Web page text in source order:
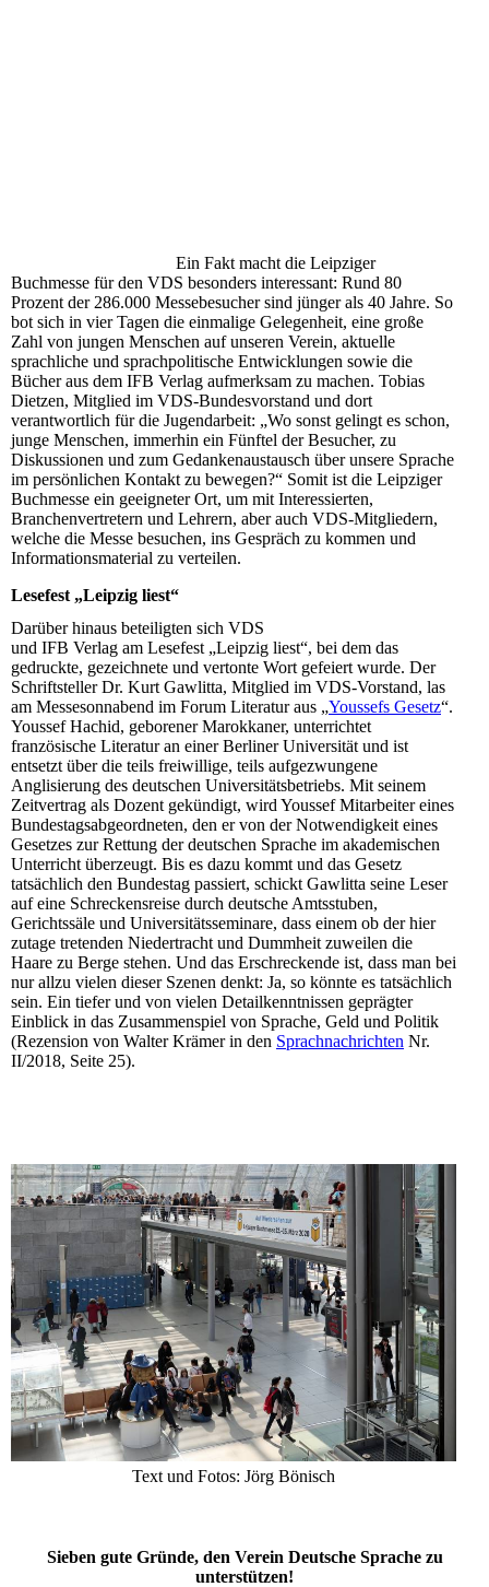
Ein Fakt macht die Leipziger
Buchmesse für den VDS besonders interessant: Rund 80
Prozent der 286.000 Messebesucher sind jünger als 40 Jahre. So
bot sich in vier Tagen die einmalige Gelegenheit, eine große
Zahl von jungen Menschen auf unseren Verein, aktuelle
sprachliche und sprachpolitische Entwicklungen sowie die
Bücher aus dem IFB Verlag aufmerksam zu machen. Tobias
Dietzen, Mitglied im VDS-Bundesvorstand und dort
verantwortlich für die Jugendarbeit: „Wo sonst gelingt es schon,
junge Menschen, immerhin ein Fünftel der Besucher, zu
Diskussionen und zum Gedankenaustausch über unsere Sprache
im persönlichen Kontakt zu bewegen?“ Somit ist die Leipziger
Buchmesse ein geeigneter Ort, um mit Interessierten,
Branchenvertretern und Lehrern, aber auch VDS-Mitgliedern,
welche die Messe besuchen, ins Gespräch zu kommen und
Informationsmaterial zu verteilen.
Lesefest „Leipzig liest“
Darüber hinaus beteiligten sich VDS
und IFB Verlag am Lesefest „Leipzig liest“, bei dem das
gedruckte, gezeichnete und vertonte Wort gefeiert wurde. Der
Schriftsteller Dr. Kurt Gawlitta, Mitglied im VDS-Vorstand, las
am Messesonnabend im Forum Literatur aus „Youssefs Gesetz“.
Youssef Hachid, geborener Marokkaner, unterrichtet
französische Literatur an einer Berliner Universität und ist
entsetzt über die teils freiwillige, teils aufgezwungene
Anglisierung des deutschen Universitätsbetriebs. Mit seinem
Zeitvertrag als Dozent gekündigt, wird Youssef Mitarbeiter eines
Bundestagsabgeordneten, den er von der Notwendigkeit eines
Gesetzes zur Rettung der deutschen Sprache im akademischen
Unterricht überzeugt. Bis es dazu kommt und das Gesetz
tatsächlich den Bundestag passiert, schickt Gawlitta seine Leser
auf eine Schreckensreise durch deutsche Amtsstuben,
Gerichtssäle und Universitätsseminare, dass einem ob der hier
zutage tretenden Niedertracht und Dummheit zuweilen die
Haare zu Berge stehen. Und das Erschreckende ist, dass man bei
nur allzu vielen dieser Szenen denkt: Ja, so könnte es tatsächlich
sein. Ein tiefer und von vielen Detailkenntnissen geprägter
Einblick in das Zusammenspiel von Sprache, Geld und Politik
(Rezension von Walter Krämer in den Sprachnachrichten Nr.
II/2018, Seite 25).
Text und Fotos: Jörg Bönisch
Sieben gute Gründe, den Verein Deutsche Sprache zu
unterstützen!